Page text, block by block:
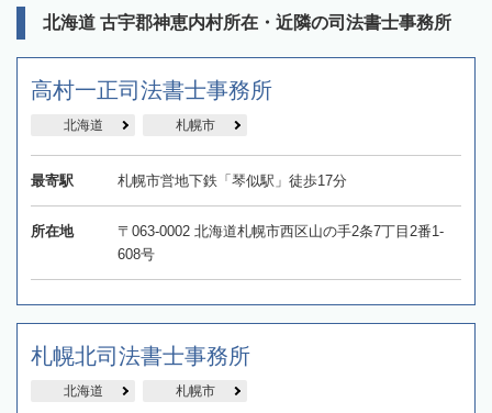
北海道 古宇郡神恵内村所在・近隣の司法書士事務所
高村一正司法書士事務所
北海道 札幌市
最寄駅 札幌市営地下鉄「琴似駅」徒歩17分
所在地
〒063-0002 北海道札幌市西区山の手2条7丁目2番1-
608号
札幌北司法書士事務所
北海道 札幌市